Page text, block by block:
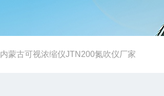
内蒙古可视浓缩仪JTN200氮吹仪厂家